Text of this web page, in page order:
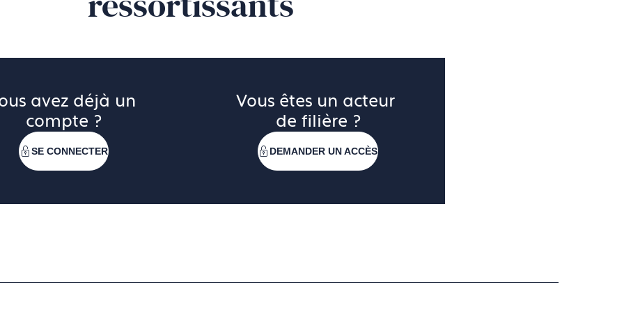
avez déjà un
compte ?
SE CONNECTER
Vous êtes un acteur
de filière ?
DEMANDER UN ACCÈS